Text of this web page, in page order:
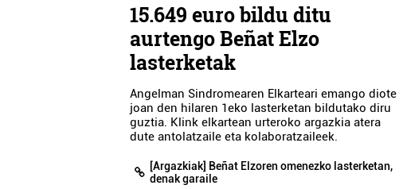
15.649 euro bildu ditu
aurtengo Beñat Elzo
lasterketak
Angelman Sindromearen Elkarteari emango diote
joan den hilaren 1eko lasterketan bildutako diru
guztia. Klink elkartean urteroko argazkia atera
dute antolatzaile eta kolaboratzaileek.
[Argazkiak] Beñat Elzoren omenezko lasterketan,
denak garaile